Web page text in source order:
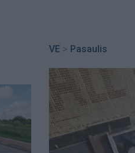
VE > Pasaulis